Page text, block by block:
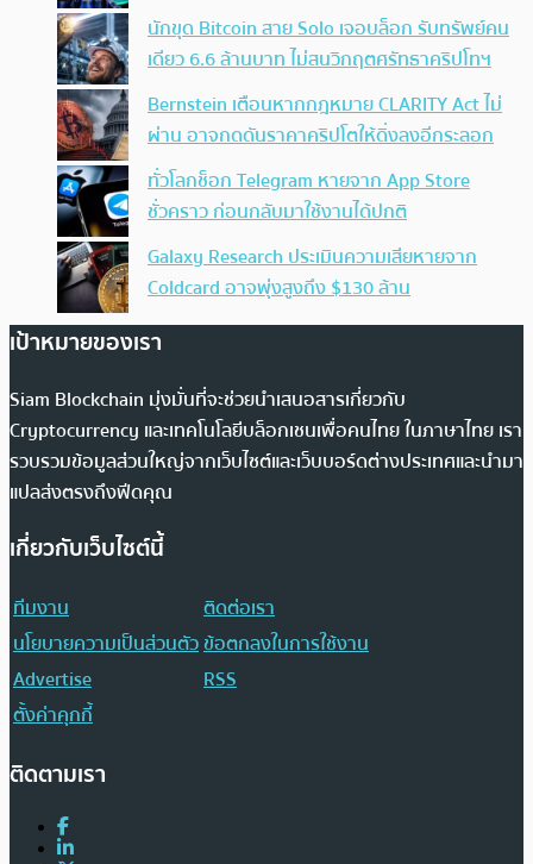
นักขุด Bitcoin สาย Solo เจอบล็อก รับทรัพย์คน
เดียว 6.6 ล้านบาท ไม่สนวิกฤตศรัทธาคริปโทฯ
Bernstein เตือนหากกฎหมาย CLARITY Act ไม่
ผ่าน อาจกดดันราคาคริปโตให้ดิ่งลงอีกระลอก
ทั่วโลกช็อก Telegram หายจาก App Store
ชั่วคราว ก่อนกลับมาใช้งานได้ปกติ
Galaxy Research ประเมินความเสียหายจาก
Coldcard อาจพุ่งสูงถึง $130 ล้าน
เป้าหมายของเรา
Siam Blockchain มุ่งมั่นที่จะช่วยนำเสนอสารเกี่ยวกับ
Cryptocurrency และเทคโนโลยีบล็อกเชนเพื่อคนไทย ในภาษาไทย เรา
รวบรวมข้อมูลส่วนใหญ่จากเว็บไซต์และเว็บบอร์ดต่างประเทศและนำมา
แปลส่งตรงถึงฟีดคุณ
เกี่ยวกับเว็บไซต์นี้
ทีมงาน
ติดต่อเรา
นโยบายความเป็นส่วนตัวข้อตกลงในการใช้งาน
Advertise
RSS
ตั้งค่าคุกกี้
ติดตามเรา